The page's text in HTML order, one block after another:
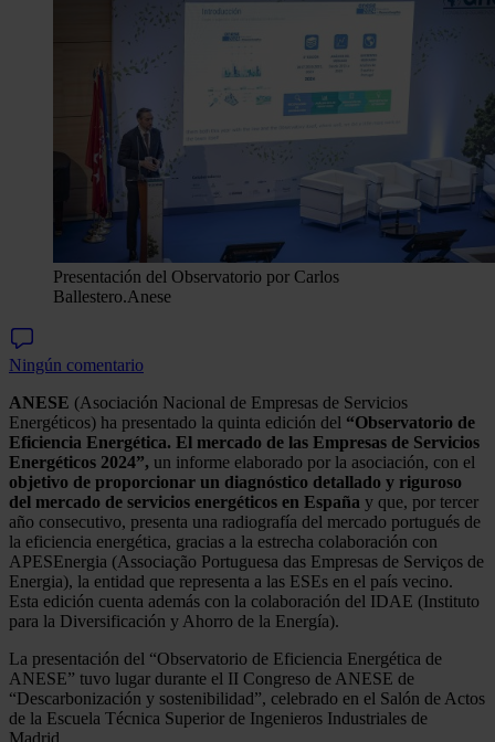
Presentación del Observatorio por Carlos
Ballestero.Anese
Ningún comentario
ANESE (Asociación Nacional de Empresas de Servicios
Energéticos) ha presentado la quinta edición del “Observatorio de
Eficiencia Energética. El mercado de las Empresas de Servicios
Energéticos 2024”, un informe elaborado por la asociación, con el
objetivo de proporcionar un diagnóstico detallado y riguroso
del mercado de servicios energéticos en España y que, por tercer
año consecutivo, presenta una radiografía del mercado portugués de
la eficiencia energética, gracias a la estrecha colaboración con
APESEnergia (Associação Portuguesa das Empresas de Serviços de
Energia), la entidad que representa a las ESEs en el país vecino.
Esta edición cuenta además con la colaboración del IDAE (Instituto
para la Diversificación y Ahorro de la Energía).
La presentación del “Observatorio de Eficiencia Energética de
ANESE” tuvo lugar durante el II Congreso de ANESE de
“Descarbonización y sostenibilidad”, celebrado en el Salón de Actos
de la Escuela Técnica Superior de Ingenieros Industriales de
Madrid.